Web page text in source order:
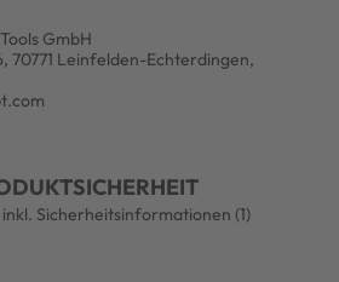
GmbH
70771 Leinfelden-Echterdingen,
Sicherheitsinformationen (1)